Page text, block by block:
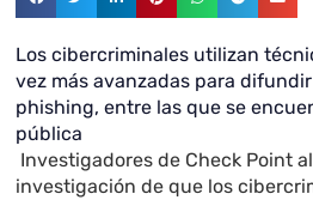
Los cibercriminales utilizan
vez más avanzadas para
phishing, entre las que se
pública
Investigadores de Check Point
investigación de que los